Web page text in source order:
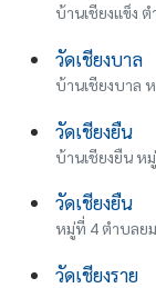
บ้านเชียงแข็ง ต
วัดเชียงบาล
บ้านเชียงบาล
วัดเชียงยืน
บ้านเชียงยืน ห
วัดเชียงยืน
หมู่ที่ 4 ตำบลย
วัดเชียงราย